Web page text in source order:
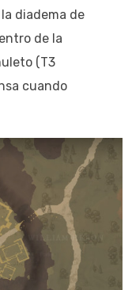
diadema de
de la
(T3
cuando